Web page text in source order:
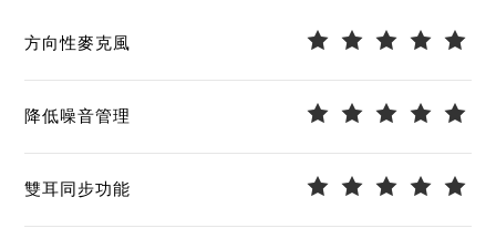
方向性麥克風
降低噪音管理
雙耳同步功能